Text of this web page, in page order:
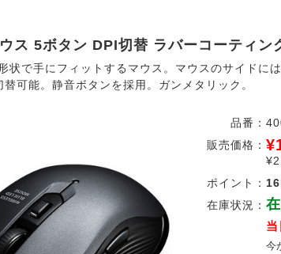
ス 5ボタン DPI切替 ラバーコーティン
状で手にフィットするマウス。マウスのサイドに
可能。静音ボタンを採用。ガンメタリック。
品番：
販売価格：
ポイント：
在庫状況：
今